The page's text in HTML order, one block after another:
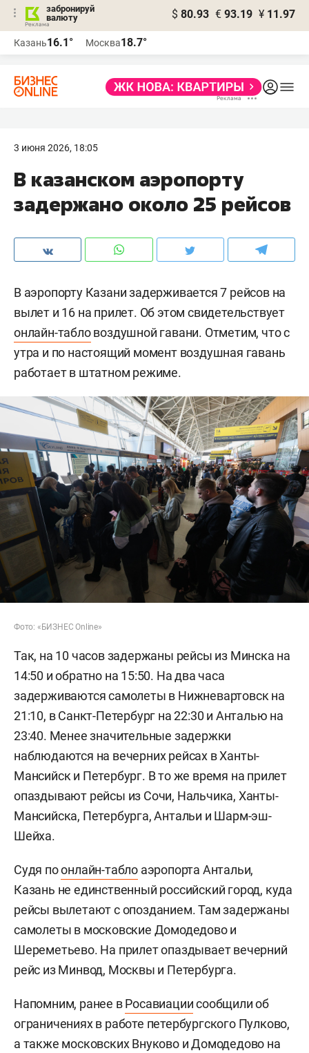
забронируй
валюту
$ 80.93 € 93.19 ¥ 11.97
Казань16.1° Москва18.7°
3 июня 2026, 18:05
В казанском аэропорту
задержано около 25 рейсов
В аэропорту Казани задерживается 7 рейсов на
вылет и 16 на прилет. Об этом свидетельствует
онлайн-табловоздушной гавани. Отметим, что с
утра и по настоящий момент воздушная гавань
работает в штатном режиме.
Фото: «БИЗНЕС Online»
Так, на 10 часов задержаны рейсы из Минска на
14:50 и обратно на 15:50. На два часа
задерживаются самолеты в Нижневартовск на
21:10, в Санкт-Петербург на 22:30 и Анталью на
23:40. Менее значительные задержки
наблюдаются на вечерних рейсах в Ханты-
Мансийск и Петербург. В то же время на прилет
опаздывают рейсы из Сочи, Нальчика, Ханты-
Мансийска, Петербурга, Антальи и Шарм-эш-
Шейха.
Судя поонлайн-табло аэропорта Антальи,
Казань не единственный российский город, куда
рейсы вылетают с опозданием. Там задержаны
самолеты в московские Домодедово и
Шереметьево. На прилет опаздывает вечерний
рейс из Минвод, Москвы и Петербурга.
Напомним, ранее вРосавиациисообщили об
ограничениях в работе петербургского Пулково,
а также московских Внуково и Домодедово на